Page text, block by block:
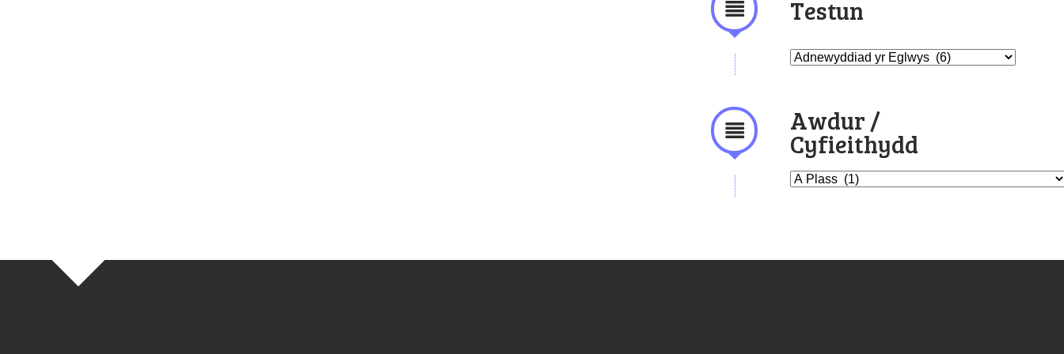
Testun
Awdur /
Cyfieithydd